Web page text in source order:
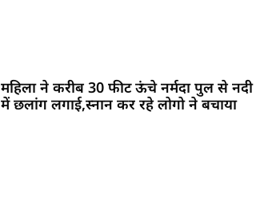
महिला ने करीब 30 फीट ऊंचे नर्मदा पुल से नदी
में छलांग लगाई,स्नान कर रहे लोगो ने बचाया